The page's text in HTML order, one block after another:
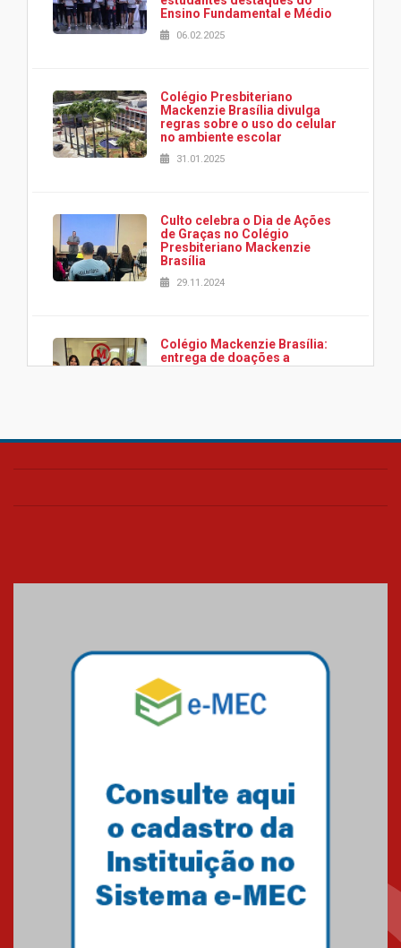
Ensino Fundamental e Médio
06.02.2025
Colégio Presbiteriano
Mackenzie Brasília divulga
regras sobre o uso do celular
no ambiente escolar
31.01.2025
Culto celebra o Dia de Ações
de Graças no Colégio
Presbiteriano Mackenzie
Brasília
29.11.2024
Colégio Mackenzie Brasília:
entrega de doações a
associação Viver da Cidade
Colégio Presbiteriano
os funcionários
07.11.2024
Equipe de saltos ornamentais
do Mackenzie Brasília
Gravação do projeto “Mais de
31 mil vozes com a Palavra” é
realizado no Colégio
Mackenzie Brasília
25.10.2024